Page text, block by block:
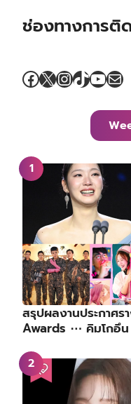
ช่องทางการติ
Facebook
X Instagram
TikTok
Mail
สรุปผลงานประกาศ
Awards ⋯ คิมโกอึ